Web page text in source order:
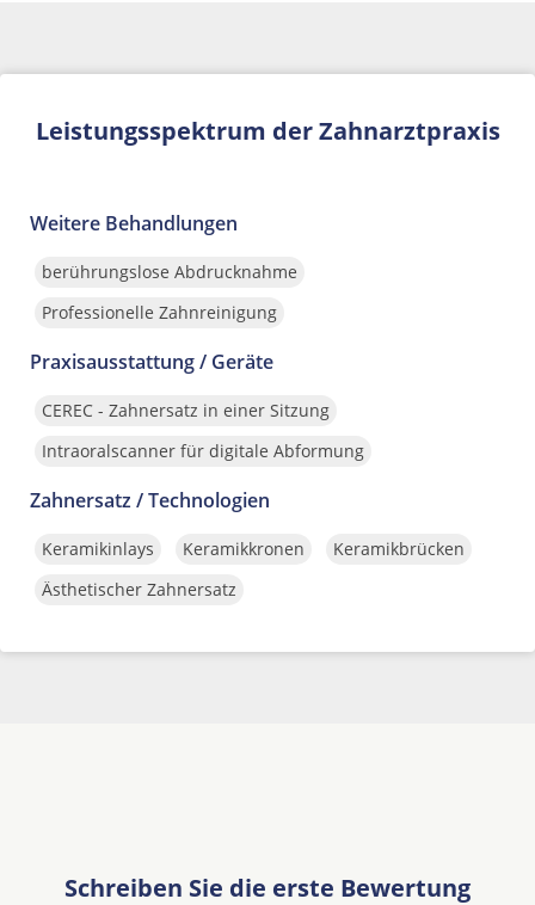
Leistungsspektrum der Zahnarztpraxis
Weitere Behandlungen
berührungslose Abdrucknahme
Professionelle Zahnreinigung
Praxisausstattung / Geräte
CEREC - Zahnersatz in einer Sitzung
Intraoralscanner für digitale Abformung
Zahnersatz / Technologien
Keramikinlays Keramikkronen
Keramikbrücken
Ästhetischer Zahnersatz
Schreiben Sie die erste Bewertung